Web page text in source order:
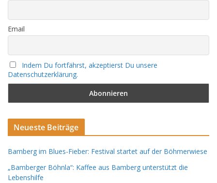
Email
Indem Du fortfährst, akzeptierst Du unsere
Datenschutzerklärung.
Neueste Beiträge
Bamberg im Blues-Fieber: Festival startet auf der Böhmerwiese
„Bamberger Böhnla“: Kaffee aus Bamberg unterstützt die
Lebenshilfe